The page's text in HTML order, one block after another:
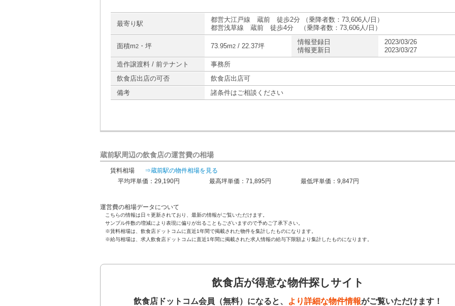
浅草駅の店舗物件・貸店舗・テナント一覧
浅草橋駅の店舗物件・貸店舗・テナント一覧
最寄り駅
都営大江戸線 蔵前 徒歩2分 （乗降者数：73,606人/日）
都営浅草線 蔵前 徒歩4分 （乗降者数：73,606人/日）
面積m2 ・坪 73.95m2 / 22.37坪
情報登録日
情報更新日
2023/03/26
2023/03/27
造作譲渡料 / 前テナント
事務所
飲食店出店の可否
飲食店出店可
備考
諸条件はご相談ください
蔵前駅周辺の飲食店の運営費の相場
賃料相場
⇒蔵前駅の物件相場を見る
平均坪単価：29,190円
最高坪単価：71,895円 最低坪単価：9,847円
運営費の相場データについて
こちらの情報は日々更新されており、最新の情報がご覧いただけます。
サンプル件数の増減により表現に偏りが出ることもございますので予めご了承下さい。
※賃料相場は、飲食店ドットコムに直近1年間で掲載された物件を集計したものになります。
※給与相場は、求人飲食店ドットコムに直近1年間に掲載された求人情報の給与下限額より集計したものになります。
飲食店が得意な物件探しサイト
飲食店ドットコム会員（無料）になると、 より詳細な物件情報がご覧いただけます！